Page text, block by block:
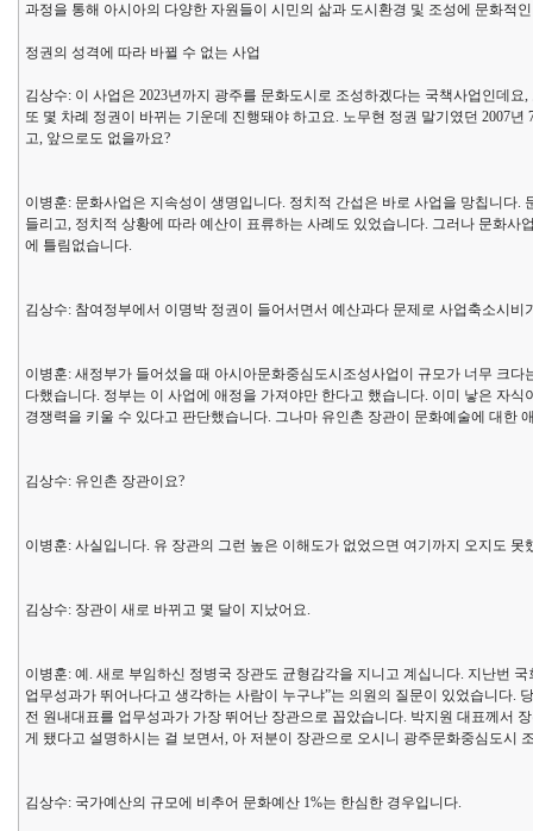
과정을 통해 아시아의 다양한 자원들이 시민의 삶과 도시환경 및 조성에 문화적
정권의 성격에 따라 바뀔 수 없는 사업
김상수: 이 사업은 2023년까지 광주를 문화도시로 조성하겠다는 국책사업인데
또 몇 차례 정권이 바뀌는 기운데 진행돼야 하고요. 노무현 정권 말기였던 2007
고, 앞으로도 없을까요?
이병훈: 문화사업은 지속성이 생명입니다. 정치적 간섭은 바로 사업을 망칩니다
들리고, 정치적 상황에 따라 예산이 표류하는 사례도 있었습니다. 그러나 문화
에 틀림없습니다.
김상수: 참여정부에서 이명박 정권이 들어서면서 예산과다 문제로 사업축소시비
이병훈: 새정부가 들어섰을 때 아시아문화중심도시조성사업이 규모가 너무 크
다했습니다. 정부는 이 사업에 애정을 가져야만 한다고 했습니다. 이미 낳은 자
경쟁력을 키울 수 있다고 판단했습니다. 그나마 유인촌 장관이 문화예술에 대한
김상수: 유인촌 장관이요?
이병훈: 사실입니다. 유 장관의 그런 높은 이해도가 없었으면 여기까지 오지도 못
김상수: 장관이 새로 바뀌고 몇 달이 지났어요.
이병훈: 예. 새로 부임하신 정병국 장관도 균형감각을 지니고 계십니다. 지난번
업무성과가 뛰어나다고 생각하는 사람이 누구냐”는 의원의 질문이 있었습니다.
전 원내대표를 업무성과가 가장 뛰어난 장관으로 꼽았습니다. 박지원 대표께서
게 됐다고 설명하시는 걸 보면서, 아 저분이 장관으로 오시니 광주문화중심도시
김상수: 국가예산의 규모에 비추어 문화예산 1%는 한심한 경우입니다.